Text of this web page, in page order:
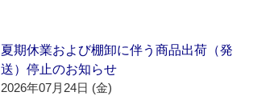
夏期休業および棚卸に伴う商品出荷（発
送）停止のお知らせ
2026年07月24日 (金)